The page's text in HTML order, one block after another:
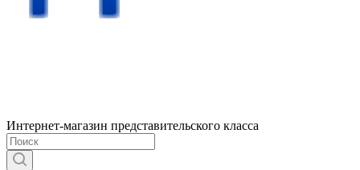
Интернет-магазин представительского класса